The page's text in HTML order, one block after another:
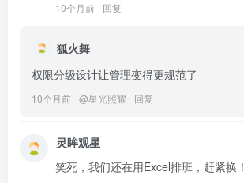
10个月前 回复
狐火舞
权限分级设计让管理变得更规范了
10个月前 @星光照耀 回复
灵眸观星
笑死，我们还在用Excel排班，赶紧换！